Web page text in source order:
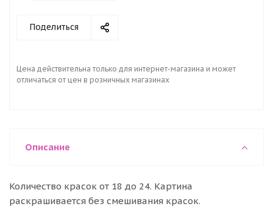
Поделиться
Цена действительна только для интернет-магазина и может
отличаться от цен в розничных магазинах
Описание
Количество красок от 18 до 24. Картина
раскрашивается без смешивания красок.